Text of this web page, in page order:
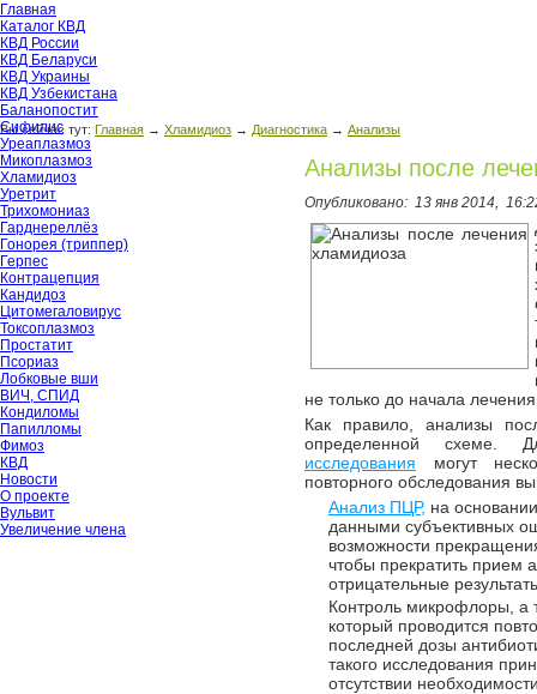
Главная
Каталог КВД
КВД России
КВД Беларуси
КВД Украины
КВД Узбекистана
Баланопостит
Сифилис
Уреаплазмоз
Микоплазмоз
Хламидиоз
Уретрит
Трихомониаз
Гарднереллёз
Гонорея (триппер)
Герпес
Контрацепция
Кандидоз
Цитомегаловирус
Токсоплазмоз
Простатит
Псориаз
Лобковые вши
ВИЧ, СПИД
Кондиломы
Папилломы
Фимоз
КВД
Новости
О проекте
Вульвит
Увеличение члена
Вы сейчас тут: Главная → Хламидиоз → Диагностика → Анализы
Анализы после
Опубликовано: 13 янв 2014,
не только до начала
Как правило, анализы
определенной схеме.
исследования могут
повторного обследования
Анализ ПЦР, на
данными субъективных
возможности
чтобы прекратить прием
отрицательные
Контроль микрофлоры, а
который проводится
последней дозы
такого исследования
отсутствии